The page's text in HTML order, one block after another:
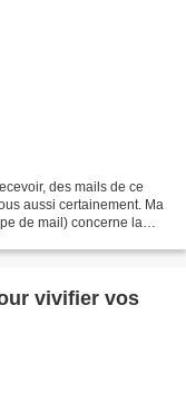
des mails de ce
aussi certainement. Ma
de mail) concerne la
vivifier vos